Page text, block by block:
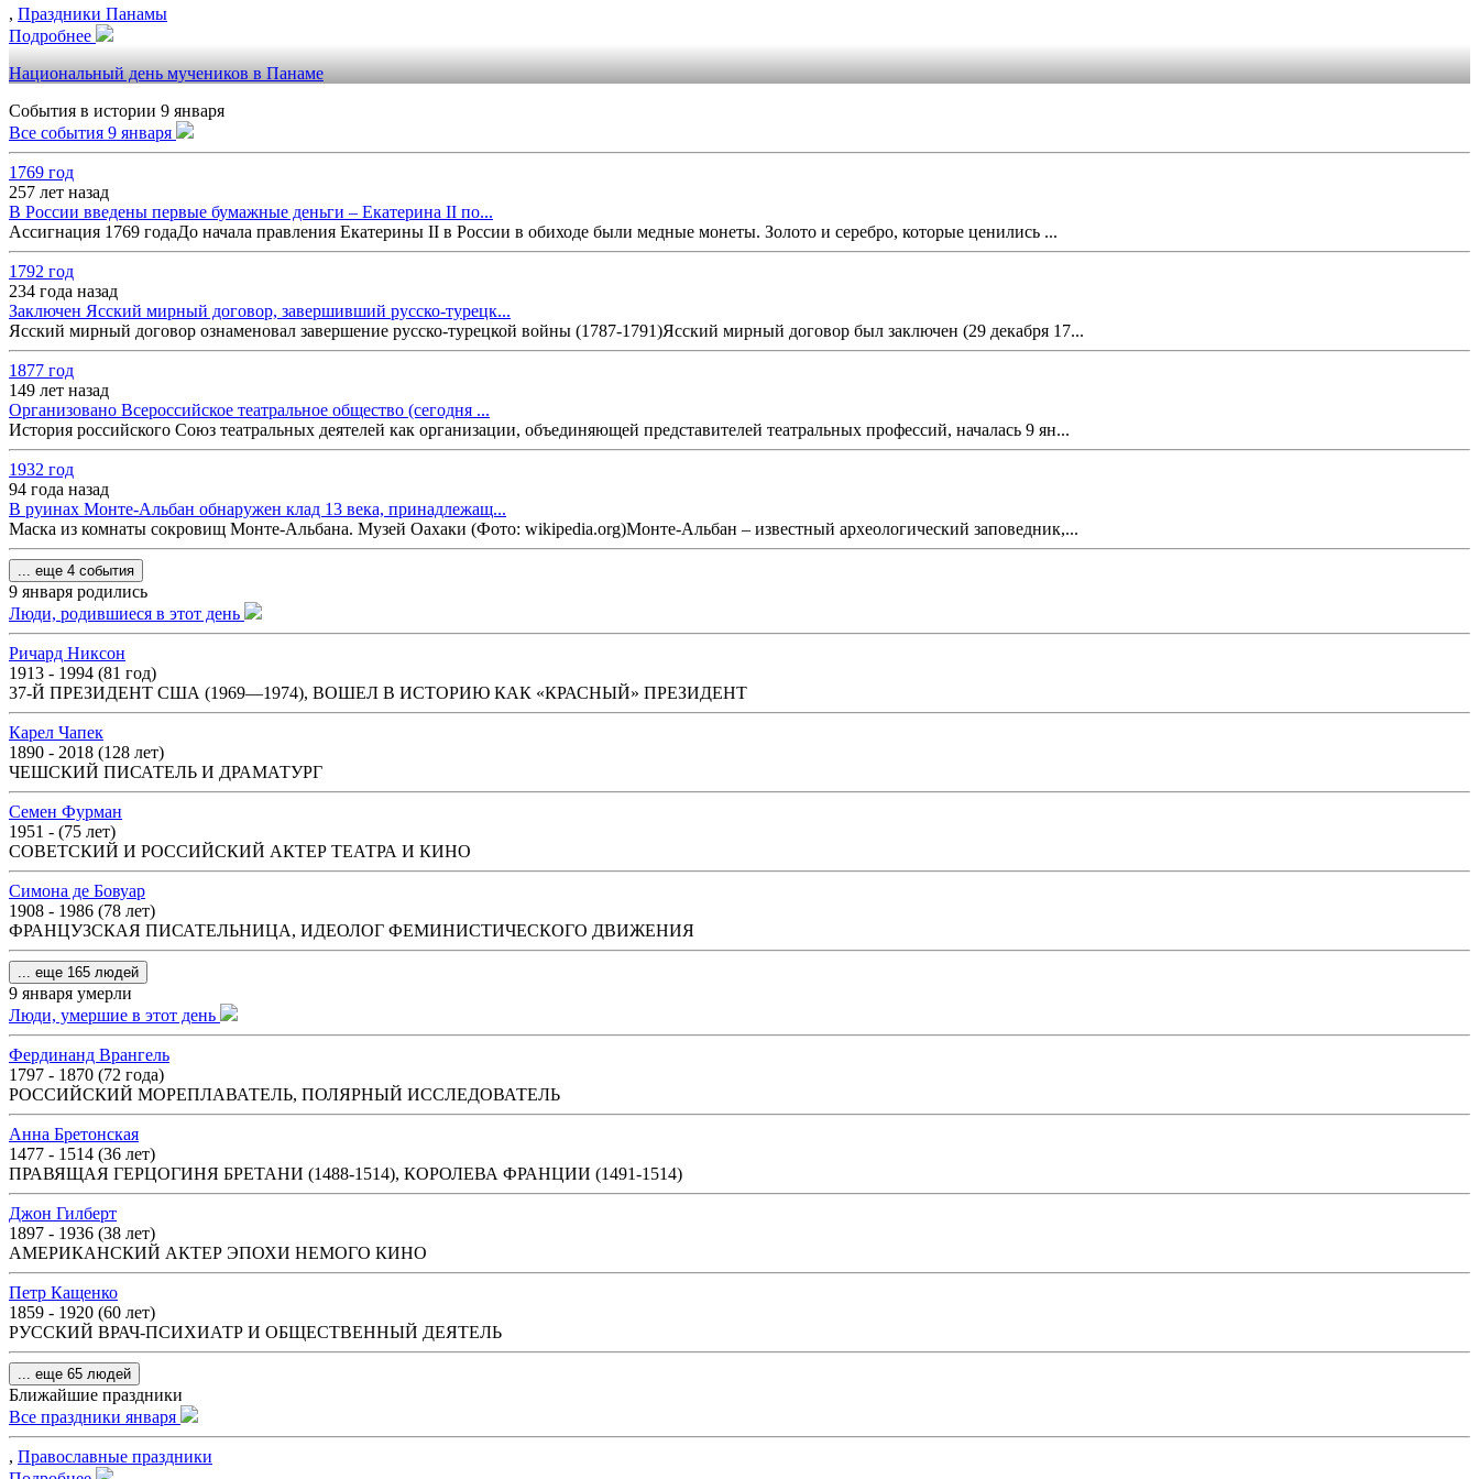
, Праздники Панамы
Подробнее
Национальный день мучеников в Панаме
События в истории 9 января
Все события 9 января
1769 год
257 лет назад
В России введены первые бумажные деньги – Екатерина II по...
Ассигнация 1769 годаДо начала правления Екатерины II в России в обиходе были медные монеты. Золото и серебро, которые ценились ...
1792 год
234 года назад
Заключен Ясский мирный договор, завершивший русско-турецк...
Ясский мирный договор ознаменовал завершение русско-турецкой войны (1787-1791)Ясский мирный договор был заключен (29 декабря 17...
1877 год
149 лет назад
Организовано Всероссийское театральное общество (сегодня ...
История российского Союз театральных деятелей как организации, объединяющей представителей театральных профессий, началась 9 ян...
1932 год
94 года назад
В руинах Монте-Альбан обнаружен клад 13 века, принадлежащ...
Маска из комнаты сокровищ Монте-Альбана. Музей Оахаки (Фото: wikipedia.org)Монте-Альбан – известный археологический заповедник,...
... еще 4 события
9 января родились
Люди, родившиеся в этот день
Ричард Никсон
1913 - 1994 (81 год)
37-Й ПРЕЗИДЕНТ США (1969—1974), ВОШЕЛ В ИСТОРИЮ КАК «КРАСНЫЙ» ПРЕЗИДЕНТ
Карел Чапек
1890 - 2018 (128 лет)
ЧЕШСКИЙ ПИСАТЕЛЬ И ДРАМАТУРГ
Семен Фурман
1951 - (75 лет)
СОВЕТСКИЙ И РОССИЙСКИЙ АКТЕР ТЕАТРА И КИНО
Симона де Бовуар
1908 - 1986 (78 лет)
ФРАНЦУЗСКАЯ ПИСАТЕЛЬНИЦА, ИДЕОЛОГ ФЕМИНИСТИЧЕСКОГО ДВИЖЕНИЯ
... еще 165 людей
9 января умерли
Люди, умершие в этот день
Фердинанд Врангель
1797 - 1870 (72 года)
РОССИЙСКИЙ МОРЕПЛАВАТЕЛЬ, ПОЛЯРНЫЙ ИССЛЕДОВАТЕЛЬ
Анна Бретонская
1477 - 1514 (36 лет)
ПРАВЯЩАЯ ГЕРЦОГИНЯ БРЕТАНИ (1488-1514), КОРОЛЕВА ФРАНЦИИ (1491-1514)
Джон Гилберт
1897 - 1936 (38 лет)
АМЕРИКАНСКИЙ АКТЕР ЭПОХИ НЕМОГО КИНО
Петр Кащенко
1859 - 1920 (60 лет)
РУССКИЙ ВРАЧ-ПСИХИАТР И ОБЩЕСТВЕННЫЙ ДЕЯТЕЛЬ
... еще 65 людей
Ближайшие праздники
Все праздники января
, Православные праздники